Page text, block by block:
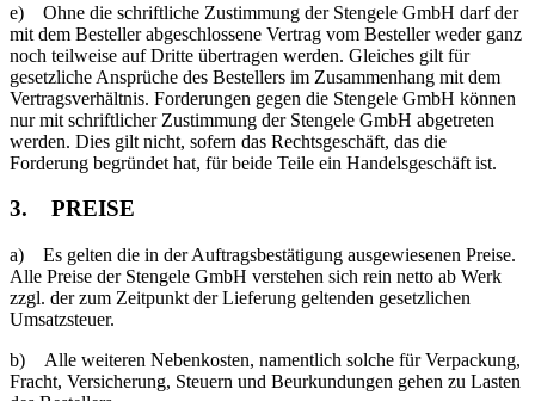
e) Ohne die schriftliche Zustimmung der Stengele GmbH darf der
mit dem Besteller abgeschlossene Vertrag vom Besteller weder ganz
noch teilweise auf Dritte übertragen werden. Gleiches gilt für
gesetzliche Ansprüche des Bestellers im Zusammenhang mit dem
Vertragsverhältnis. Forderungen gegen die Stengele GmbH können
nur mit schriftlicher Zustimmung der Stengele GmbH abgetreten
werden. Dies gilt nicht, sofern das Rechtsgeschäft, das die
Forderung begründet hat, für beide Teile ein Handelsgeschäft ist.
3. PREISE
a) Es gelten die in der Auftragsbestätigung ausgewiesenen Preise.
Alle Preise der Stengele GmbH verstehen sich rein netto ab Werk
zzgl. der zum Zeitpunkt der Lieferung geltenden gesetzlichen
Umsatzsteuer.
b) Alle weiteren Nebenkosten, namentlich solche für Verpackung,
Fracht, Versicherung, Steuern und Beurkundungen gehen zu Lasten